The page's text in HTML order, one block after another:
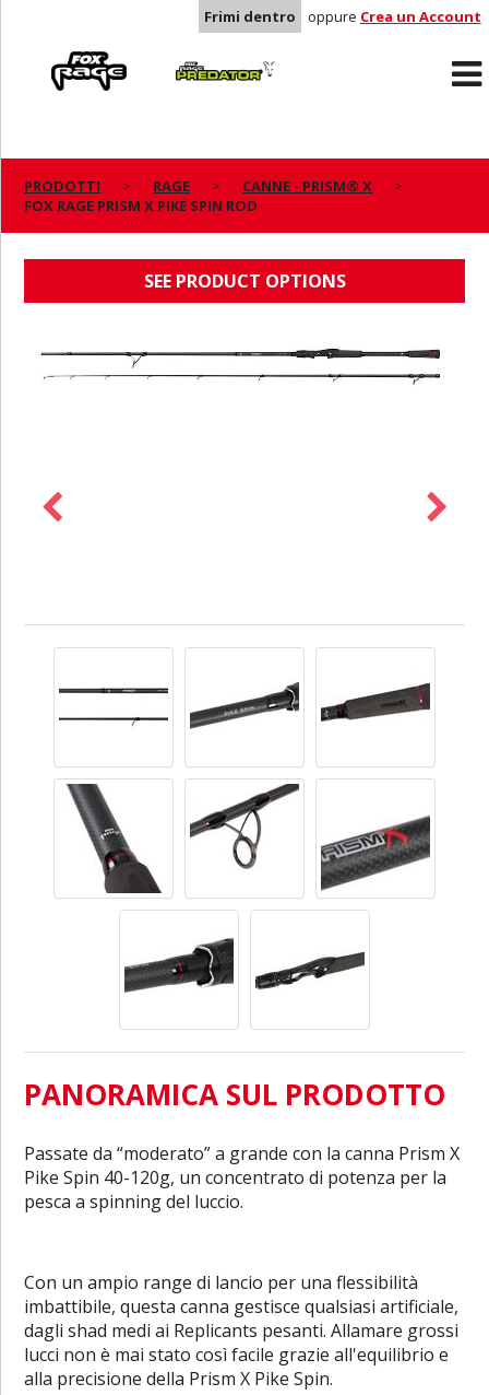
Frimi dentro oppure Crea un Account
Predator
PRODOTTI RAGE
CANNE - PRISM® X
FOX RAGE PRISM X PIKE SPIN ROD
SEE PRODUCT OPTIONS
PANORAMICA SUL PRODOTTO
Passate da “moderato” a grande con la canna Prism X
Pike Spin 40-120g, un concentrato di potenza per la
pesca a spinning del luccio.
Con un ampio range di lancio per una flessibilità
imbattibile, questa canna gestisce qualsiasi artificiale,
dagli shad medi ai Replicants pesanti. Allamare grossi
lucci non è mai stato così facile grazie all'equilibrio e
alla precisione della Prism X Pike Spin.